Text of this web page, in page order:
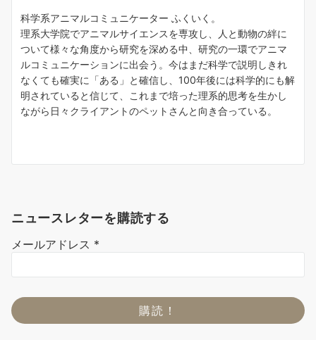
科学系アニマルコミュニケーター ふくいく。
理系大学院でアニマルサイエンスを専攻し、人と動物の絆に
ついて様々な角度から研究を深める中、研究の一環でアニマ
ルコミュニケーションに出会う。今はまだ科学で説明しきれ
なくても確実に「ある」と確信し、100年後には科学的にも解
明されていると信じて、これまで培った理系的思考を生かし
ながら日々クライアントのペットさんと向き合っている。
ニュースレターを購読する
メールアドレス *